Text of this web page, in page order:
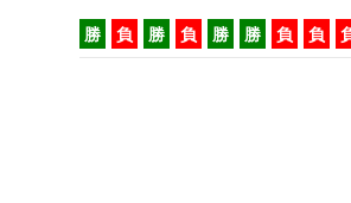
勝 負 勝 負 勝 勝 負 負